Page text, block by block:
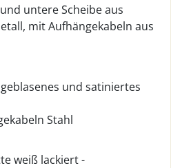
untere Scheibe aus
mit Aufhängekabeln aus
und satiniertes
Stahl
weiß lackiert -